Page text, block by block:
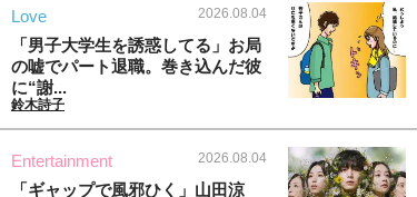
Love 2026.08.04
「男子大学生を誘惑してる」お局
の嘘でパート退職。巻き込んだ彼
に“謝...
鈴木詩子
Entertainment 2026.08.04
「ギャップで風邪ひく」山田涼